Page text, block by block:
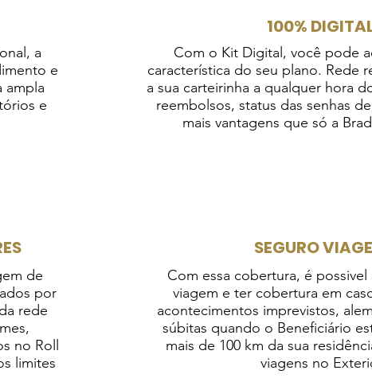
a
e
ampla
e
de
por
rede
no Roll
limites
100%
Com o Kit Digital, você pode
característica do seu plano. Rede
a sua carteirinha a qualquer hora
reembolsos, status das senhas
mais vantagens que só a
SEGURO
Com essa cobertura, é
viagem e ter cobertura em
acontecimentos imprevistos,
súbitas quando o Beneficiário
mais de 100 km da sua
viagens no